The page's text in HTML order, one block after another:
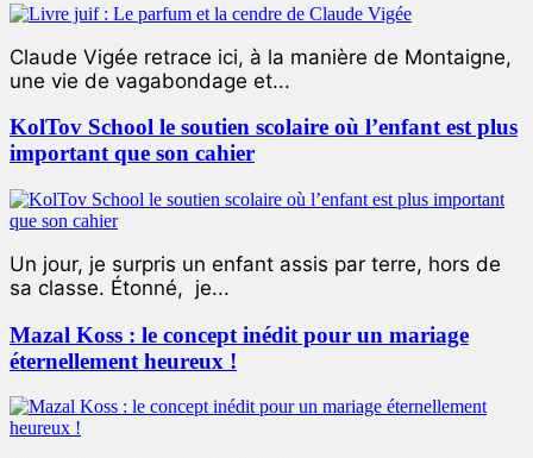
Claude Vigée retrace ici, à la manière de Montaigne,
une vie de vagabondage et...
KolTov School le soutien scolaire où l’enfant est plus
important que son cahier
Un jour, je surpris un enfant assis par terre, hors de
sa classe. Étonné, je...
Mazal Koss : le concept inédit pour un mariage
éternellement heureux !